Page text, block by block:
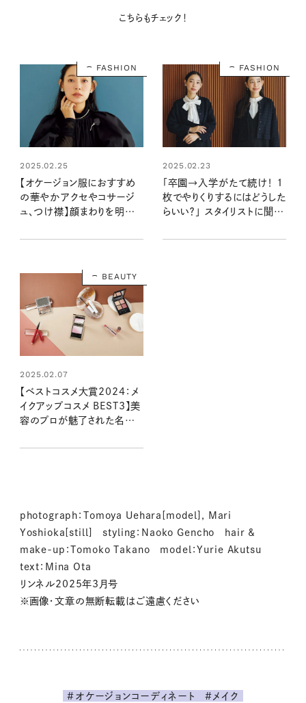
こちらもチェック！
FASHION
2025.02.25
【オケージョン服におすすめ
の華やかアクセやコサージ
ュ、つけ襟】顔まわりを明るく
トが大活躍！
FASHION
2025.02.23
「卒園→入学がたて続け！ 1
枚でやりくりするにはどうした
らいい？」 スタイリストに聞い
わす方法】
BEAUTY
2025.02.07
【ベストコスメ大賞2024：メ
イクアップコスメ BEST3】美
容のプロが魅了された名品
photograph：Tomoya Uehara[model], Mari
Yoshioka[still] styling：Naoko Gencho hair &
make-up：Tomoko Takano model：Yurie Akutsu
text：Mina Ota
リンネル2025年3月号
※画像・文章の無断転載はご遠慮ください
#オケージョンコーディネート
#メイク